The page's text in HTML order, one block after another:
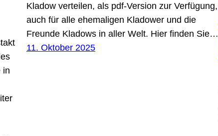
in
Kladow verteilen, als pdf-Version zur Verfügung,
auch für alle ehemaligen Kladower und die
Freunde Kladows in aller Welt. Hier finden Sie…
11. Oktober 2025